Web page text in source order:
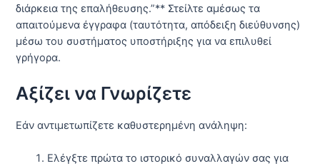
διάρκεια της επαλήθευσης.”** Στείλτε αμέσως τα
απαιτούμενα έγγραφα (ταυτότητα, απόδειξη διεύθυνσης)
μέσω του συστήματος υποστήριξης για να επιλυθεί
γρήγορα.
Αξίζει να Γνωρίζετε
Εάν αντιμετωπίζετε καθυστερημένη ανάληψη:
Ελέγξτε πρώτα το ιστορικό συναλλαγών σας για